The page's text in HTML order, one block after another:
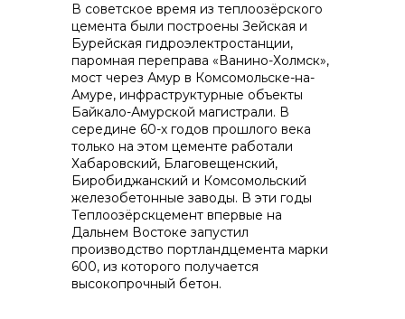
+7 (423) 234 50 50
info@vostokcement.ru
В советское время из теплоозёрского
цемента были построены Зейская и
Бурейская гидроэлектростанции,
паромная переправа «Ванино-Холмск»,
мост через Амур в Комсомольске-на-
Амуре, инфраструктурные объекты
Байкало-Амурской магистрали. В
середине 60-х годов прошлого века
только на этом цементе работали
Хабаровский, Благовещенский,
Биробиджанский и Комсомольский
железобетонные заводы. В эти годы
Теплоозёрскцемент впервые на
Дальнем Востоке запустил
производство портландцемента марки
600, из которого получается
высокопрочный бетон.